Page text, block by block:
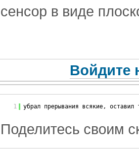
сенсор в виде
Войдите
1 убрал прерывания всякие, оставил
Поделитесь своим